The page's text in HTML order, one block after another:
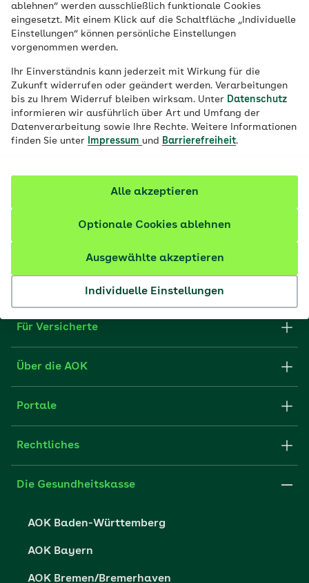
ablehnen“ werden ausschließlich funktionale Cookies
eingesetzt. Mit einem Klick auf die Schaltfläche „Individuelle
Einstellungen“ können persönliche Einstellungen
vorgenommen werden.
Ihr Einverständnis kann jederzeit mit Wirkung für die
Zukunft widerrufen oder geändert werden. Verarbeitungen
bis zu Ihrem Widerruf bleiben wirksam. Unter Datenschutz
informieren wir ausführlich über Art und Umfang der
Datenverarbeitung sowie Ihre Rechte. Weitere Informationen
finden Sie unter
Impressum und Barrierefreiheit.
Individuelle Einstellungen
Ausgewählte akzeptieren
Optionale Cookies ablehnen
Alle akzeptieren
„Meine AOK“
Jetzt einloggen
Zum Kontaktformular
Postanschrift
Zur Adresse
Besuchen Sie uns auf unseren sozialen Netzwerken:
Für Versicherte
Formulare und Anträge
FAQ
Über die AOK
Struktur & Verwaltung
Partner der AOK
Portale
Fachportal für Arbeitgeber
Presse- und Politikportal
Vertriebspartner-Service
Rechtliches
Impressum
Die Gesundheitskasse
AOK Baden-Württemberg
AOK Bayern
AOK Bremen/Bremerhaven